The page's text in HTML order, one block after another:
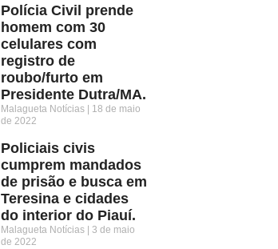
Polícia Civil prende
homem com 30
celulares com
registro de
roubo/furto em
Presidente Dutra/MA.
Malagueta Notícias
18 de maio
de 2022
Policiais civis
cumprem mandados
de prisão e busca em
Teresina e cidades
do interior do Piauí.
Malagueta Notícias
3 de maio
de 2022